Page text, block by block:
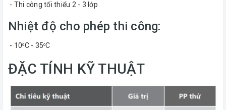
- Thi công tối thiểu 2 - 3 lớp
Nhiệt độ cho phép thi công:
- 10oC - 35oC
ĐẶC TÍNH KỸ THUẬT